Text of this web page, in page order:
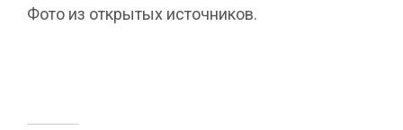
Фото из открытых источников.